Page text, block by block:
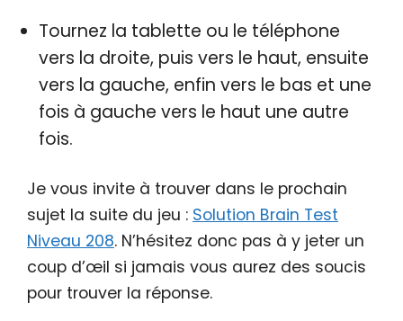
Tournez la tablette ou le téléphone
vers la droite, puis vers le haut, ensuite
vers la gauche, enfin vers le bas et une
fois à gauche vers le haut une autre
fois.
Je vous invite à trouver dans le prochain
sujet la suite du jeu : Solution Brain Test
Niveau 208. N’hésitez donc pas à y jeter un
coup d’œil si jamais vous aurez des soucis
pour trouver la réponse.